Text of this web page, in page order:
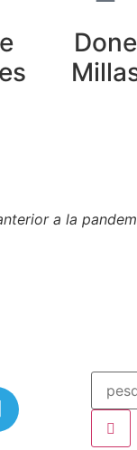
Done
a la